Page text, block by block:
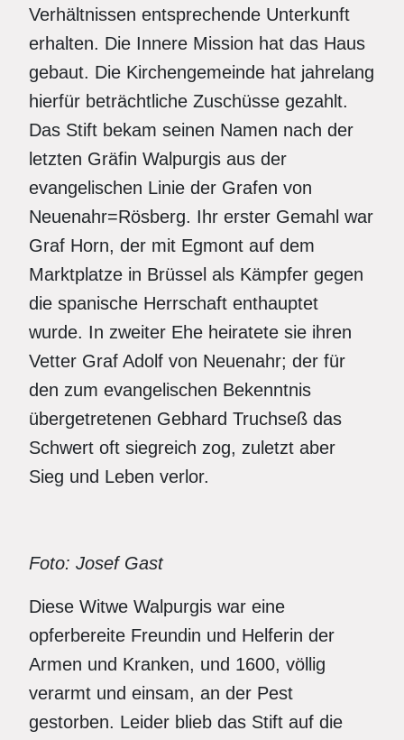
Verhältnissen entsprechende Unterkunft
erhalten. Die Innere Mission hat das Haus
gebaut. Die Kirchengemeinde hat jahrelang
hierfür beträchtliche Zuschüsse gezahlt.
Das Stift bekam seinen Namen nach der
letzten Gräfin Walpurgis aus der
evangelischen Linie der Grafen von
Neuenahr=Rösberg. Ihr erster Gemahl war
Graf Horn, der mit Egmont auf dem
Marktplatze in Brüssel als Kämpfer gegen
die spanische Herrschaft enthauptet
wurde. In zweiter Ehe heiratete sie ihren
Vetter Graf Adolf von Neuenahr; der für
den zum evangelischen Bekenntnis
übergetretenen Gebhard Truchseß das
Schwert oft siegreich zog, zuletzt aber
Sieg und Leben verlor.
Foto: Josef Gast
Diese Witwe Walpurgis war eine
opferbereite Freundin und Helferin der
Armen und Kranken, und 1600, völlig
verarmt und einsam, an der Pest
gestorben. Leider blieb das Stift auf die